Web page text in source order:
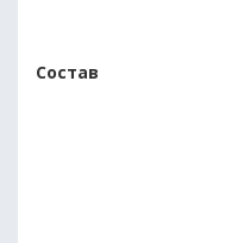
Состав